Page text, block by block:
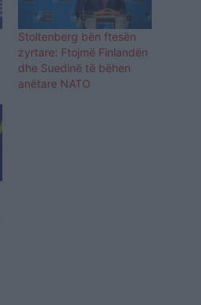
Stoltenberg bën ftesën
zyrtare: Ftojmë Finlandën
dhe Suedinë të bëhen
anëtare NATO